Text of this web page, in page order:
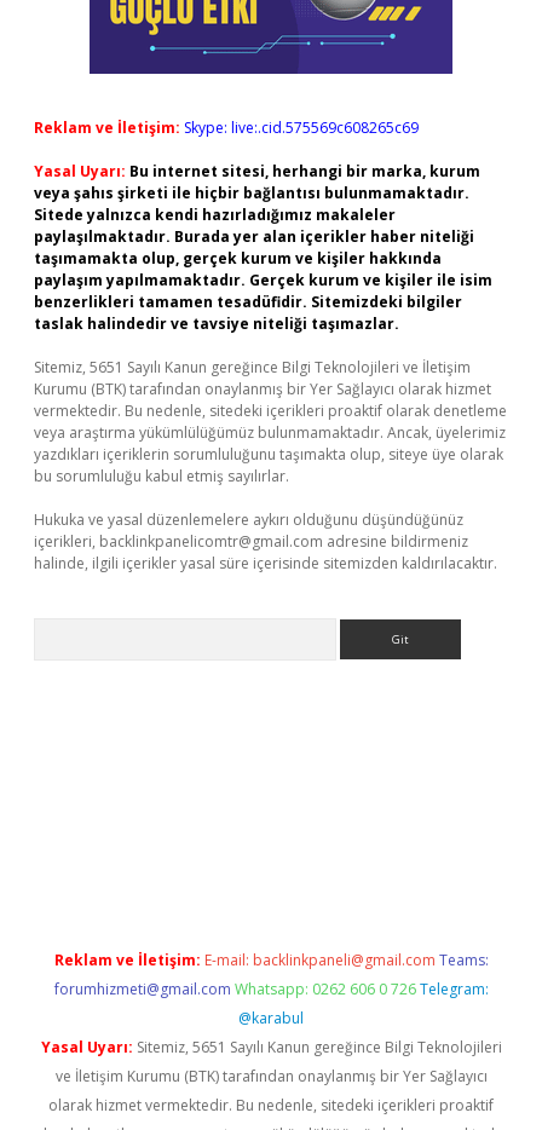
Reklam ve İletişim: Skype: live:.cid.575569c608265c69
Yasal Uyarı: Bu internet sitesi, herhangi bir marka, kurum
veya şahıs şirketi ile hiçbir bağlantısı bulunmamaktadır.
Sitede yalnızca kendi hazırladığımız makaleler
paylaşılmaktadır. Burada yer alan içerikler haber niteliği
taşımamakta olup, gerçek kurum ve kişiler hakkında
paylaşım yapılmamaktadır. Gerçek kurum ve kişiler ile isim
benzerlikleri tamamen tesadüfidir. Sitemizdeki bilgiler
taslak halindedir ve tavsiye niteliği taşımazlar.
Sitemiz, 5651 Sayılı Kanun gereğince Bilgi Teknolojileri ve İletişim
Kurumu (BTK) tarafından onaylanmış bir Yer Sağlayıcı olarak hizmet
vermektedir. Bu nedenle, sitedeki içerikleri proaktif olarak denetleme
veya araştırma yükümlülüğümüz bulunmamaktadır. Ancak, üyelerimiz
yazdıkları içeriklerin sorumluluğunu taşımakta olup, siteye üye olarak
bu sorumluluğu kabul etmiş sayılırlar.
Hukuka ve yasal düzenlemelere aykırı olduğunu düşündüğünüz
içerikleri, backlinkpanelicomtr@gmail.com adresine bildirmeniz
halinde, ilgili içerikler yasal süre içerisinde sitemizden kaldırılacaktır.
Reklam ve İletişim: E-mail: backlinkpaneli@gmail.com Teams:
forumhizmeti@gmail.com Whatsapp: 0262 606 0 726 Telegram:
@karabul
Yasal Uyarı: Sitemiz, 5651 Sayılı Kanun gereğince Bilgi Teknolojileri
ve İletişim Kurumu (BTK) tarafından onaylanmış bir Yer Sağlayıcı
olarak hizmet vermektedir. Bu nedenle, sitedeki içerikleri proaktif